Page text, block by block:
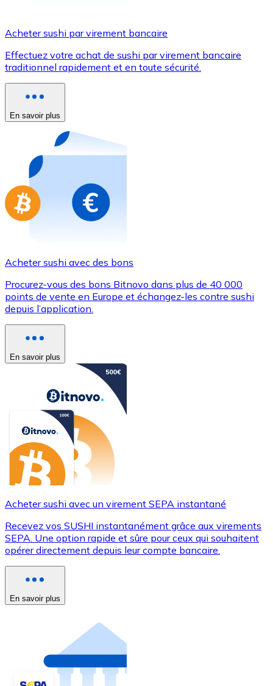
Utilisez les cartes Visa et Mastercard pour acheter
Acheter avec carte
Nouveau
Achetez des cartes-cadeaux de vos marques
Aller à la boutique de cartes-cadeaux
Acheter sushi par virement bancaire
Effectuez votre achat de sushi par virement bancaire
traditionnel rapidement et en toute sécurité.
En savoir plus
Acheter sushi avec des bons
Procurez-vous des bons Bitnovo dans plus de 40 000
points de vente en Europe et échangez-les contre sushi
depuis l’application.
En savoir plus
Acheter sushi avec un virement SEPA instantané
Recevez vos SUSHI instantanément grâce aux virements
SEPA. Une option rapide et sûre pour ceux qui souhaitent
opérer directement depuis leur compte bancaire.
En savoir plus